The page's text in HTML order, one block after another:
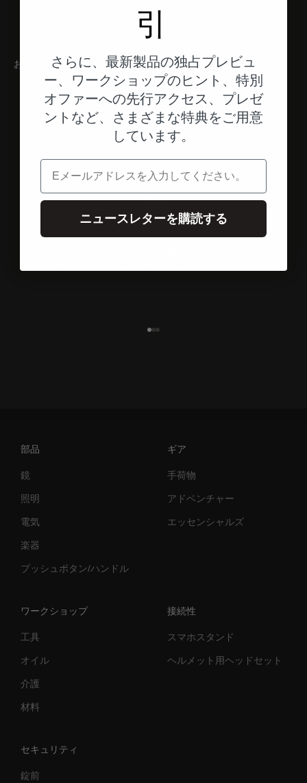
おすすめ
部品
鏡
照明
電気
楽器
プッシュボタン/ハンドル
ギア
手荷物
アドベンチャー
エッセンシャルズ
ワークショップ
工具
オイル
介護
材料
接続性
スマホスタンド
ヘルメット用ヘッドセット
セキュリティ
錠前
引
さらに、最新製品の独占プレビュ
ー、ワークショップのヒント、特別
オファーへの先行アクセス、プレゼ
ントなど、さまざまな特典をご用意
しています。
電子メール
ニュースレターを購読する